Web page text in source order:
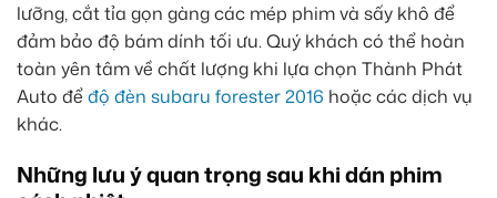
lưỡng, cắt tỉa gọn gàng các mép phim và sấy khô để
đảm bảo độ bám dính tối ưu. Quý khách có thể hoàn
toàn yên tâm về chất lượng khi lựa chọn Thành Phát
Auto đểđộ đèn subaru forester 2016 hoặc các dịch vụ
khác.
Những lưu ý quan trọng sau khi dán phim